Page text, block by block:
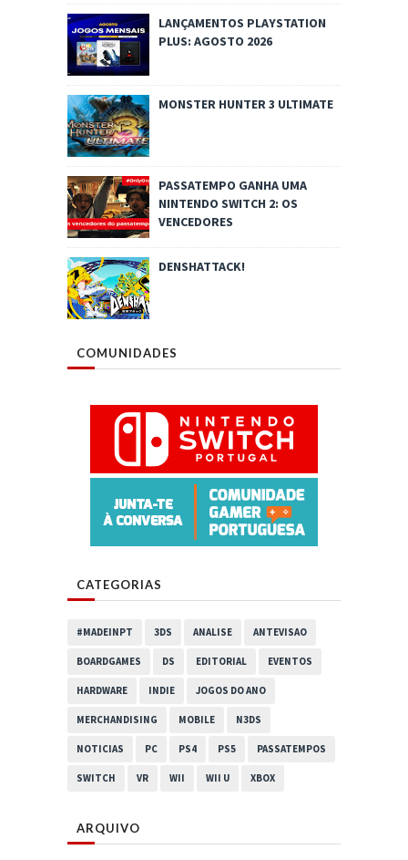
LANÇAMENTOS PLAYSTATION
PLUS: AGOSTO 2026
MONSTER HUNTER 3 ULTIMATE
PASSATEMPO GANHA UMA
NINTENDO SWITCH 2: OS
VENCEDORES
DENSHATTACK!
COMUNIDADES
CATEGORIAS
#MADEINPT 3DS ANALISE ANTEVISAO
BOARDGAMES DS EDITORIAL EVENTOS
HARDWARE INDIE JOGOS DO ANO
MERCHANDISING MOBILE N3DS
NOTICIAS PC PS4 PS5 PASSATEMPOS
SWITCH VR WII WII U XBOX
ARQUIVO